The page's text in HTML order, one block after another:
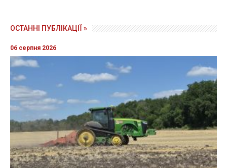
ОСТАННІ ПУБЛІКАЦІЇ »
06 серпня 2026